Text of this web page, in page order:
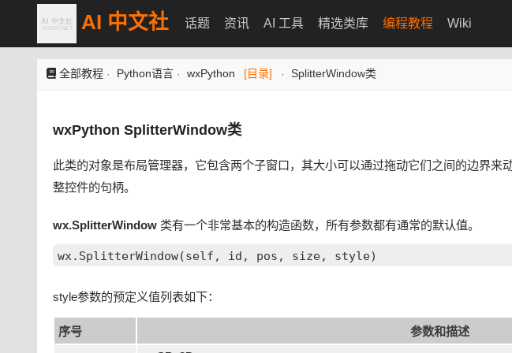
AI 中文社 话题 资讯 AI 工具 精选类库 编程教程 Wiki
全部教程 · Python语言 · wxPython [目录] · SplitterWindow类
wxPython SplitterWindow类
此类的对象是布局管理器，它包含两个子窗口，其大小可以通过拖动它们之间的边界来
整控件的句柄。
wx.SplitterWindow 类有一个非常基本的构造函数，所有参数都有通常的默认值。
style参数的预定义值列表如下：
序号 参数和描述